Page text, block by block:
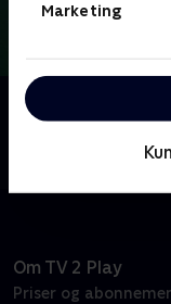
Marketing
Om Badminton
Sport og TV 2 Play.
Om TV 2 Play
Priser og